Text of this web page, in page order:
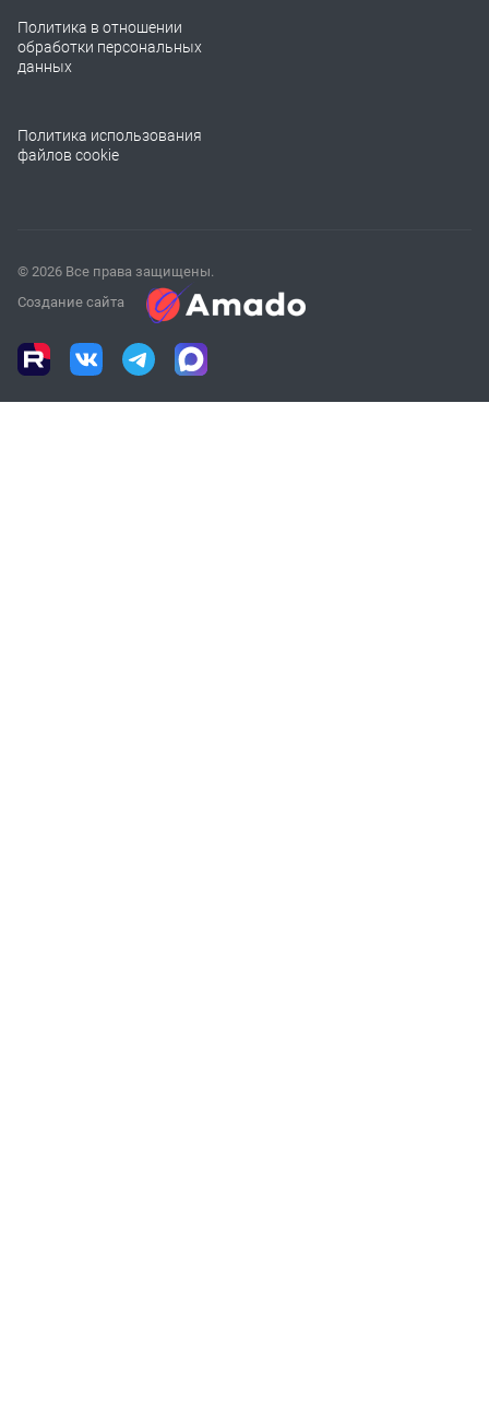
Политика в отношении
обработки персональных
данных
Политика использования
файлов cookie
© 2026 Все права защищены.
Создание сайта